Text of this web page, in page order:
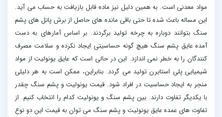
مواد معدنی است. به همین دلیل نیز ماده قابل بازیافت به حساب می آید.
این مساله باعث شده تا حتی باقی مانده های حاصل از برش پانل های پشم
سنگ بتوانند دوباره به چرخه تولید برگردند. بر اساس آمارهای به دست
آمده عایق پشم سنگ هیچ گونه حساسیتی ایجاد نکرده و سلامت مصرف
کنندگان را به خطر نمی اندازد. این در حالی است که عایق یونولیت از مواد
شیمیایی پلی استایرن تولید می گردد. بنابراین، ممکن است به هر دلیلی
منجر به ایجاد حساسیت در افراد شود. قیمت یونولیت و پشم سنگ چقدر
با یکدیگر تفاوت دارند. بین پشم سنگ و یونولیت کدام را انتخاب کنیم. از
تفاوت های عمده عایق یونولیت و پشم سنگ می توان به قیمت این دو نوع